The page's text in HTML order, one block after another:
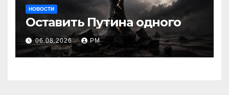
НОВОСТИ
Оставить Путина одного
06.08.2026 РМ